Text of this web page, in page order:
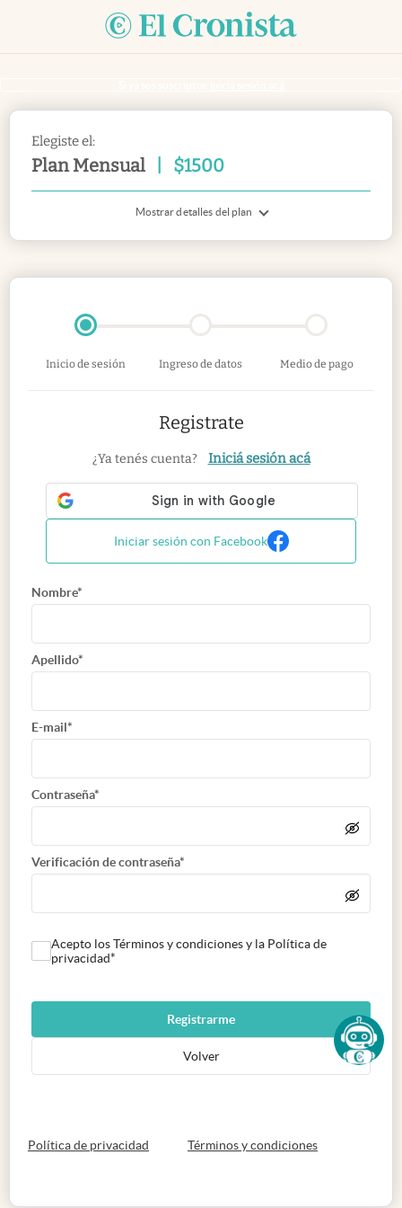
Elegiste el:
Plan Mensual $1500
Mostrar detalles del plan
Inicio de sesión Ingreso de datos Medio de pago
Registrate
¿Ya tenés cuenta? Iniciá sesión acá
Iniciar sesión con Facebook
Nombre*
Apellido*
E-mail*
Contraseña*
Verificación de contraseña*
Acepto los Términos y condiciones y la Política de
privacidad*
Registrarme
Volver
Política de privacidad abre en nueva pestaña
Términos y condicionesabre en nueva